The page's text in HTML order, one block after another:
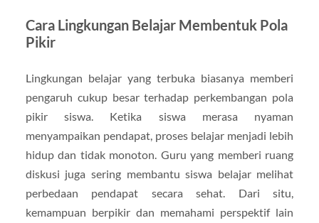
Cara Lingkungan Belajar Membentuk Pola
Pikir
Lingkungan belajar yang terbuka biasanya memberi
pengaruh cukup besar terhadap perkembangan pola
pikir siswa. Ketika siswa merasa nyaman
menyampaikan pendapat, proses belajar menjadi lebih
hidup dan tidak monoton. Guru yang memberi ruang
diskusi juga sering membantu siswa belajar melihat
perbedaan pendapat secara sehat. Dari situ,
kemampuan berpikir dan memahami perspektif lain